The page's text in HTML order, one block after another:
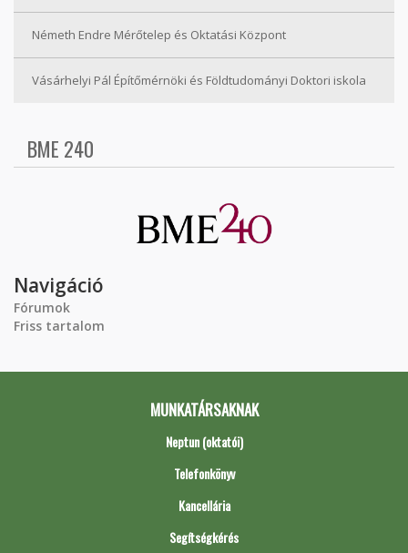
Németh Endre Mérőtelep és Oktatási Központ
Vásárhelyi Pál Építőmérnöki és Földtudományi Doktori iskola
BME 240
Navigáció
Fórumok
Friss tartalom
MUNKATÁRSAKNAK
Neptun (oktatói)
Telefonkönyv
Kancellária
Segítségkérés